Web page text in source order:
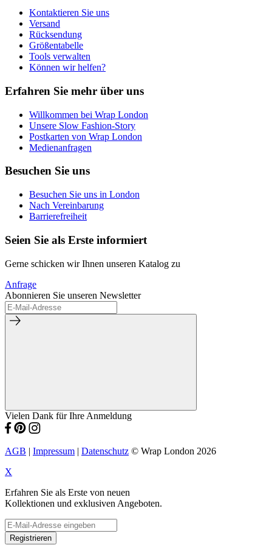
Weitere Informationen:
AGB
Kontaktieren Sie uns
Versand
Rücksendung
Größentabelle
Tools verwalten
Können wir helfen?
Erfahren Sie mehr über uns
Willkommen bei Wrap London
Unsere Slow Fashion-Story
Postkarten von Wrap London
Medienanfragen
Besuchen Sie uns
Besuchen Sie uns in London
Nach Vereinbarung
Barrierefreiheit
Seien Sie als Erste informiert
Gerne schicken wir Ihnen unseren Katalog zu
Anfrage
Abonnieren Sie unseren Newsletter
Vielen Dank für Ihre Anmeldung
AGB | Impressum | Datenschutz © Wrap London 2026
X
Erfahren Sie als Erste von neuen
Kollektionen und exklusiven Angeboten.
Registrieren